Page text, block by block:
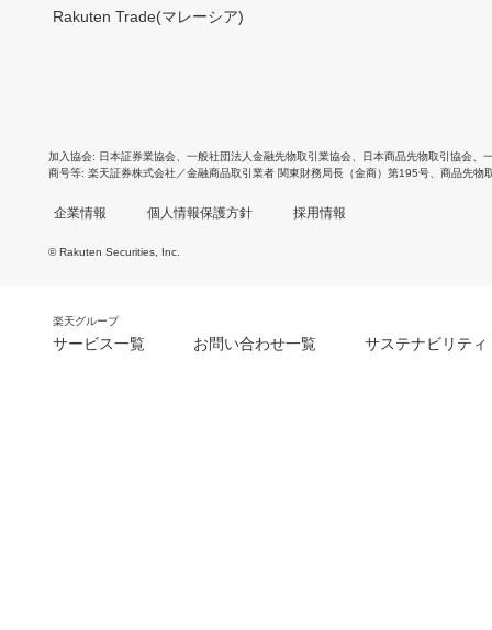
Rakuten Trade(マレーシア)
加入協会 日本証券業協会 一般社団法人金融先物取引業協会 日本商品先物取引協会
商号等 楽天証券株式会社／金融商品取引業者 関東財務局長（金商）第195号、商品先物
企業情報 個人情報保護方針 採用情報
© Rakuten Securities, Inc.
楽天グループ
サービス一覧 お問い合わせ一覧 サステナビリティ